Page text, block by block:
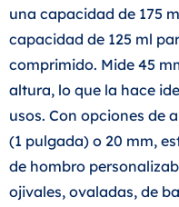
una capacidad de 175
capacidad de 125 ml
comprimido. Mide 45
altura, lo que la hace
usos. Con opciones de
(1 pulgada) o 20 mm,
de hombro
ojivales, ovaladas, de